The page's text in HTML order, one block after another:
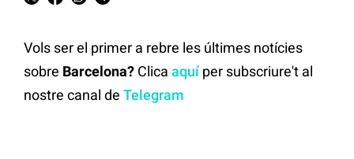
Vols ser el primer a rebre les últimes notícies
sobre Barcelona? Clica aquíper subscriure't al
nostre canal de Telegram